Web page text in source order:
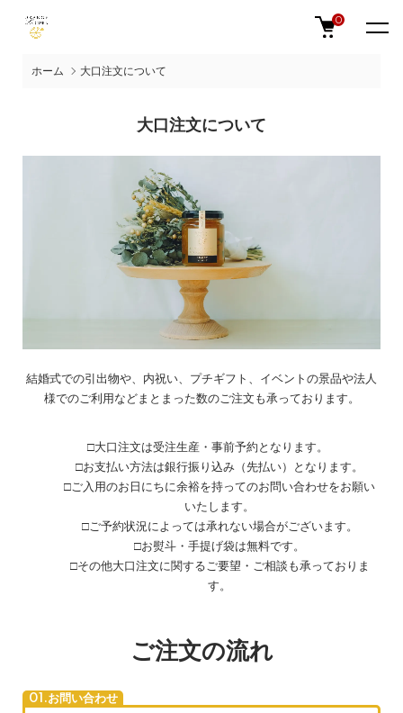
0
ホーム 大口注文について
大口注文について
結婚式での引出物や、内祝い、プチギフト、イベントの景品や法人
様でのご利用などまとまった数のご注文も承っております。
□大口注文は受注生産・事前予約となります。
□お支払い方法は銀行振り込み（先払い）となります。
□ご入用のお日にちに余裕を持ってのお問い合わせをお願い
いたします。
□ご予約状況によっては承れない場合がございます。
□お熨斗・手提げ袋は無料です。
□その他大口注文に関するご要望・ご相談も承っておりま
す。
ご注文の流れ
01.お問い合わせ